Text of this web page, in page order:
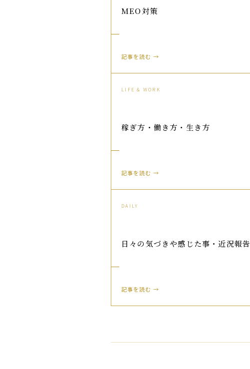
MEO対策
記事を読む →
LIFE & WORK
稼ぎ方・働き方・生き方
記事を読む →
DAILY
日々の気づきや感じた事・近況報告
記事を読む →